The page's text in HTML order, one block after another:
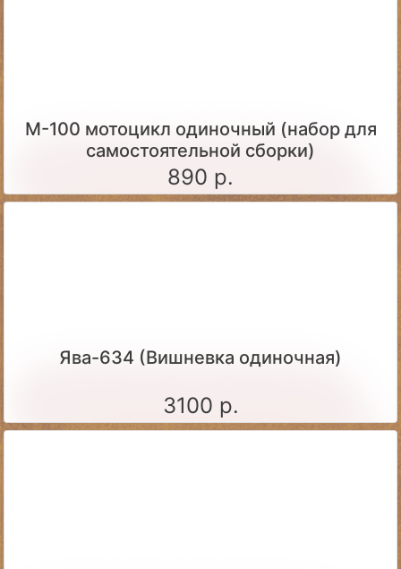
М-100 мотоцикл одиночный (набор для
самостоятельной сборки)
890 р.
Ява-634 (Вишневка одиночная)
3100 р.